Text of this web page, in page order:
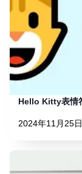
Hello Kitty表情
2024年11月25日